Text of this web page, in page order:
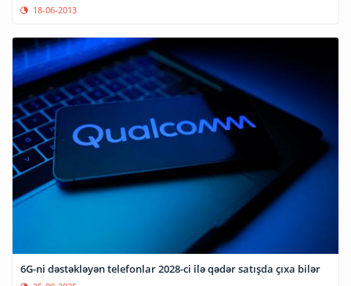
18-06-2013
6G-ni dəstəkləyən telefonlar 2028-ci ilə qədər satışda çıxa bilər